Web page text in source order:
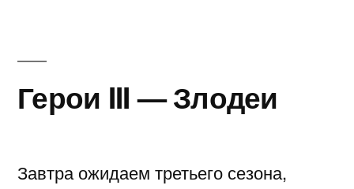
Герои III — Злодеи
Завтра ожидаем третьего сезона,